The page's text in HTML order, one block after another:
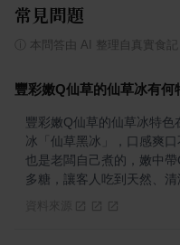
常見問題
本問答由 AI 整理自真實食記
豐彩嫩Q仙草的仙草冰有何
豐彩嫩Q仙草的仙草冰特色
冰「仙草黑冰」，口感爽
也是老闆自己煮的，嫩中
多糖，讓客人吃到天然、清